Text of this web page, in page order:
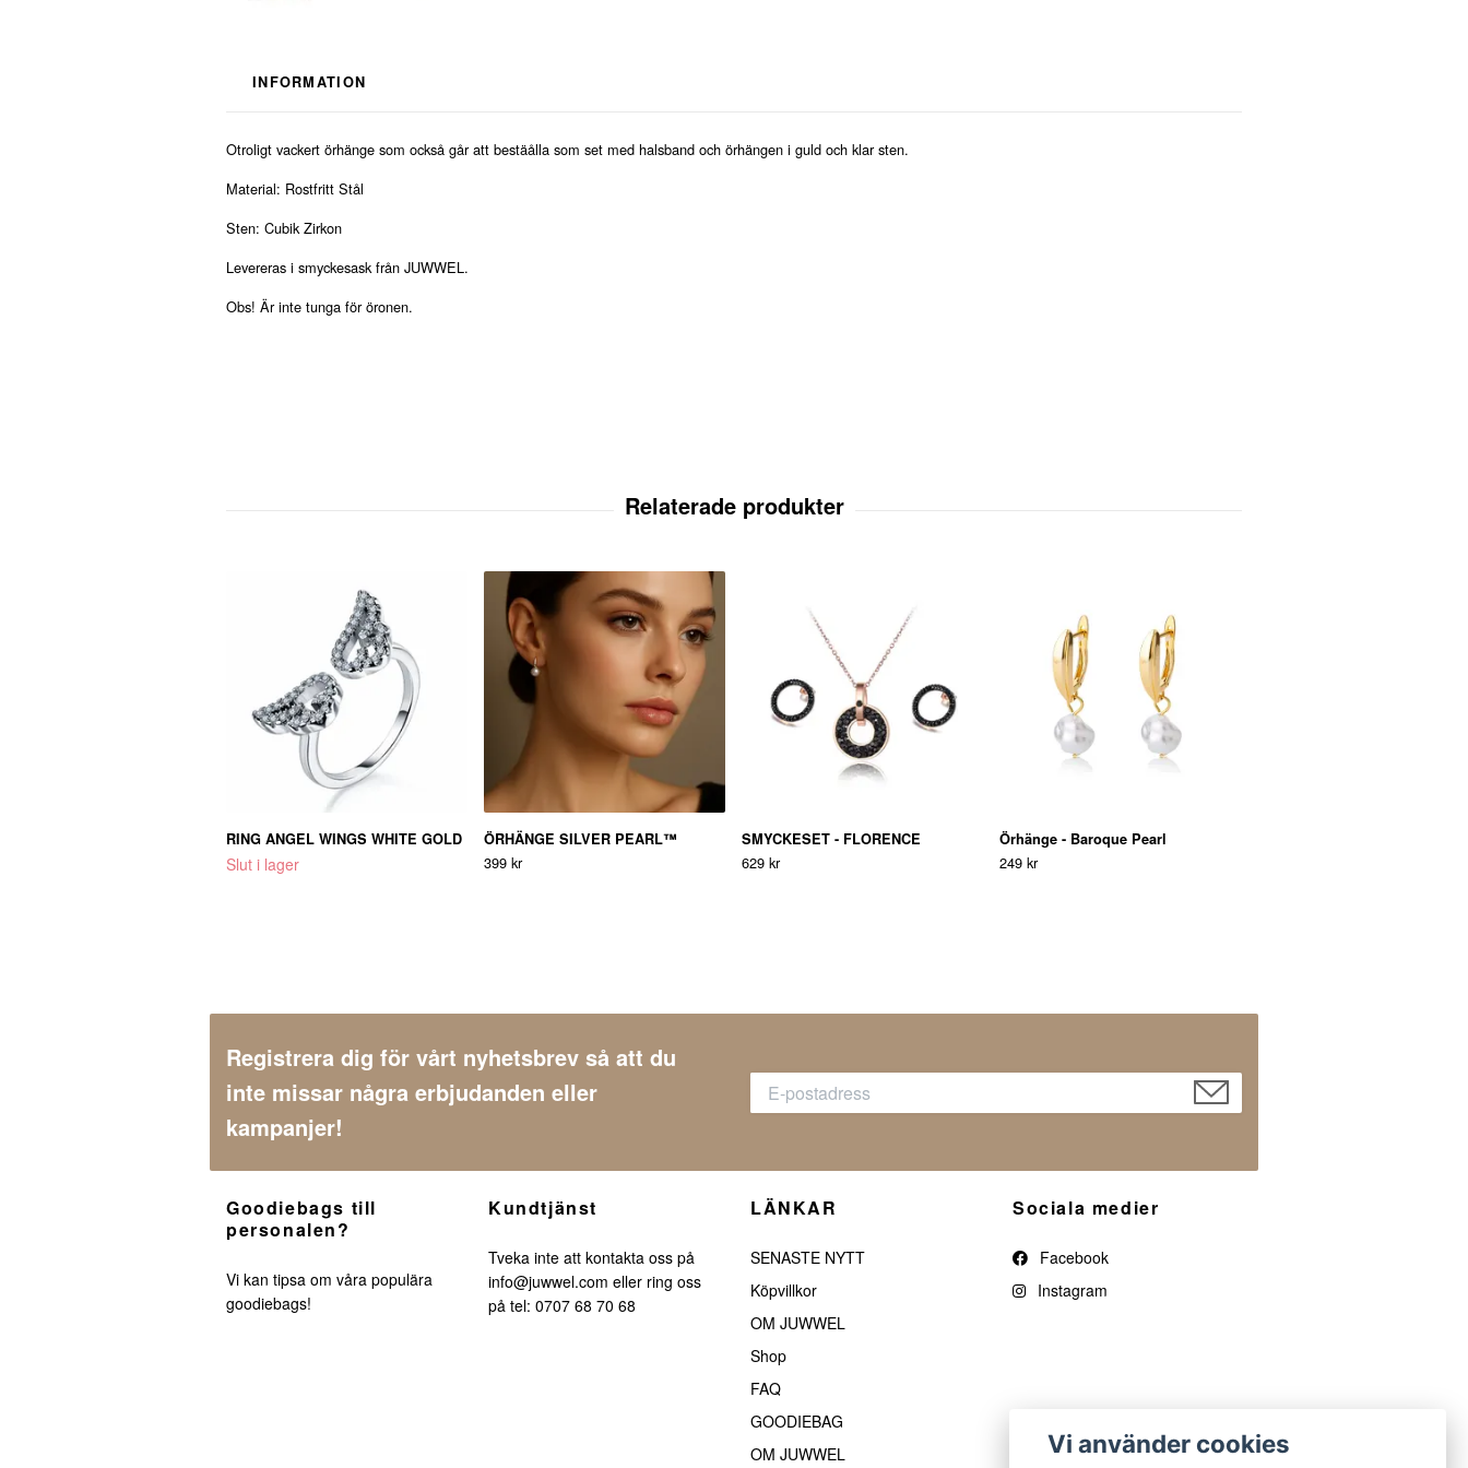
INFORMATION
Otroligt vackert örhänge som också går att bestäålla som set med halsband och örhängen i guld och klar sten.
Material: Rostfritt Stål
Sten: Cubik Zirkon
Levereras i smyckesask från JUWWEL.
Obs! Är inte tunga för öronen.
RING ANGEL WINGS WHITE GOLD
Slut i lager
ÖRHÄNGE SILVER PEARL™
399 kr
SMYCKESET - FLORENCE
629 kr
Örhänge - Baroque Pearl
249 kr
Registrera dig för vårt nyhetsbrev så att du
inte missar några erbjudanden eller
kampanjer!
Goodiebags till
personalen?
Vi kan tipsa om våra populära
goodiebags!
Kundtjänst
Tveka inte att kontakta oss på
info@juwwel.com eller ring oss
på tel: 0707 68 70 68
LÄNKAR
SENASTE NYTT
Köpvillkor
OM JUWWEL
Shop
FAQ
GOODIEBAG
OM JUWWEL
Sociala medier
Facebook
Instagram
Vi använder cookies